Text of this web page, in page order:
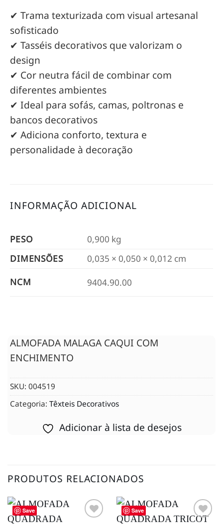
✔ Trama texturizada com visual artesanal
sofisticado
✔ Tasséis decorativos que valorizam o
design
✔ Cor neutra fácil de combinar com
diferentes ambientes
✔ Ideal para sofás, camas, poltronas e
bancos decorativos
✔ Adiciona conforto, textura e
personalidade à decoração
INFORMAÇÃO ADICIONAL
PESO
0,900 kg
DIMENSÕES
0,035 × 0,050 × 0,012 cm
NCM 9404.90.00
ALMOFADA MALAGA CAQUI COM
ENCHIMENTO
SKU: 004519
Categoria: Têxteis Decorativos
Adicionar à lista de desejos
PRODUTOS RELACIONADOS
Save Save